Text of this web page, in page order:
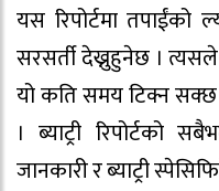
यस रिपोर्टमा तपाईंको
सरसर्ती देख्नुहुनेछ ।
यो कति समय टिक्न सक्छ
। ब्याट्री रिपोर्टको
जानकारी र ब्याट्री